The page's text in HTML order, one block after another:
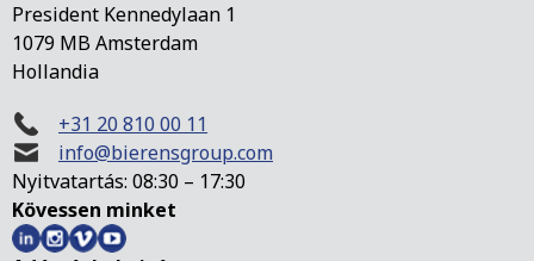
President Kennedylaan 1
1079 MB Amsterdam
Hollandia
+31 20 810 00 11
info@bierensgroup.com
Nyitvatartás: 08:30 – 17:30
Kövessen minket